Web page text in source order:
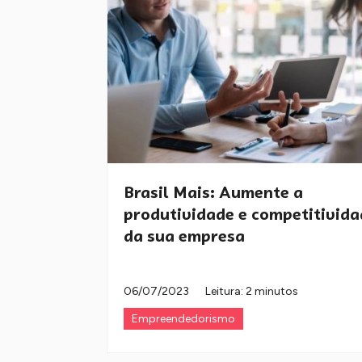
Brasil Mais: Aumente a
produtividade e
da sua empresa
06/07/2023
Leitura: 2 minutos
Empreendedorismo